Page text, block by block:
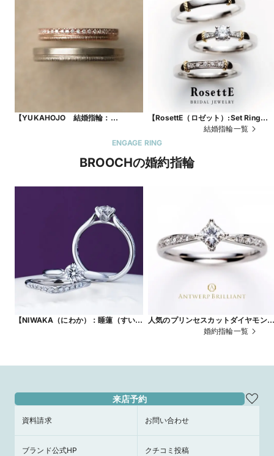
【YUKAHOJO 結婚指輪：
インのエタニィリングで重ねづけした
【RosettE（ロゼット）:Set Ring
BRIDGE ～橋～】ゴールドのライン
とメレダイヤが合わさってオシャレ！
結婚指輪一覧
ENGAGE RING
BROOCHの婚約指輪
【NIWAKA（にわか）：睡蓮（すいれ
人気のプリンセスカットダイヤモンド
とオシャレなデザインがかわいい婚約
婚約指輪一覧
来店予約
資料請求 お問い合わせ
ブランド公式HP クチコミ投稿